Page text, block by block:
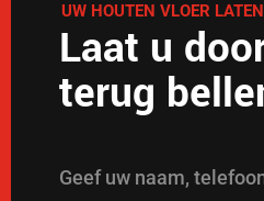
UW HOUTEN VLOER
Laat u
terug
Geef uw naam,